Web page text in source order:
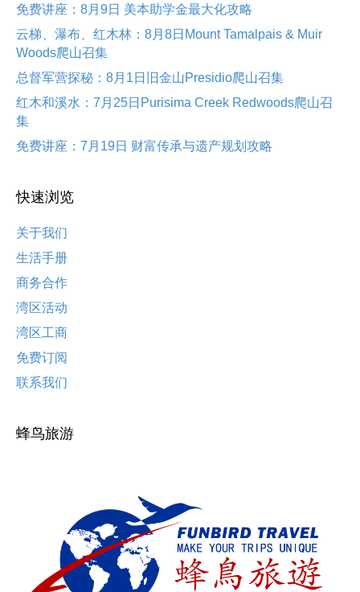
免费讲座：8月9日 美本助学金最大化攻略
云梯、瀑布、红木林：8月8日Mount Tamalpais & Muir
Woods爬山召集
总督军营探秘：8月1日旧金山Presidio爬山召集
红木和溪水：7月25日Purisima Creek Redwoods爬山召
集
免费讲座：7月19日 财富传承与遗产规划攻略
快速浏览
关于我们
生活手册
商务合作
湾区活动
湾区工商
免费订阅
联系我们
蜂鸟旅游